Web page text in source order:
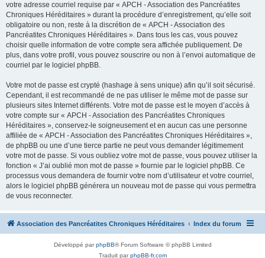
votre adresse courriel requise par « APCH - Association des Pancréatites
Chroniques Héréditaires » durant la procédure d’enregistrement, qu’elle soit
obligatoire ou non, reste à la discrétion de « APCH - Association des
Pancréatites Chroniques Héréditaires ». Dans tous les cas, vous pouvez
choisir quelle information de votre compte sera affichée publiquement. De
plus, dans votre profil, vous pouvez souscrire ou non à l’envoi automatique de
courriel par le logiciel phpBB.
Votre mot de passe est crypté (hashage à sens unique) afin qu’il soit sécurisé.
Cependant, il est recommandé de ne pas utiliser le même mot de passe sur
plusieurs sites Internet différents. Votre mot de passe est le moyen d’accès à
votre compte sur « APCH - Association des Pancréatites Chroniques
Héréditaires », conservez-le soigneusement et en aucun cas une personne
affiliée de « APCH - Association des Pancréatites Chroniques Héréditaires »,
de phpBB ou une d’une tierce partie ne peut vous demander légitimement
votre mot de passe. Si vous oubliez votre mot de passe, vous pouvez utiliser la
fonction « J’ai oublié mon mot de passe » fournie par le logiciel phpBB. Ce
processus vous demandera de fournir votre nom d’utilisateur et votre courriel,
alors le logiciel phpBB générera un nouveau mot de passe qui vous permettra
de vous reconnecter.
Association des Pancréatites Chroniques Héréditaires Index du forum
Développé parphpBB® Forum Software © phpBB Limited
Traduit parphpBB-fr.com